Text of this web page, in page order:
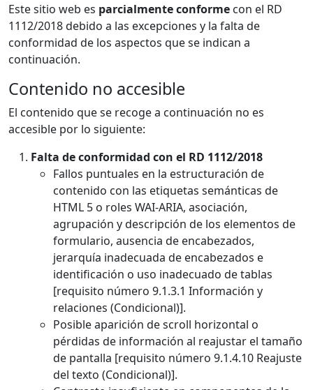
Este sitio web es parcialmente conforme con el RD
1112/2018 debido a las excepciones y la falta de
conformidad de los aspectos que se indican a
continuación.
Contenido no accesible
El contenido que se recoge a continuación no es
accesible por lo siguiente:
Falta de conformidad con el RD 1112/2018
Fallos puntuales en la estructuración de
contenido con las etiquetas semánticas de
HTML 5 o roles WAI-ARIA, asociación,
agrupación y descripción de los elementos de
formulario, ausencia de encabezados,
jerarquía inadecuada de encabezados e
identificación o uso inadecuado de tablas
[requisito número 9.1.3.1 Información y
relaciones (Condicional)].
Posible aparición de scroll horizontal o
pérdidas de información al reajustar el tamaño
de pantalla [requisito número 9.1.4.10 Reajuste
del texto (Condicional)].